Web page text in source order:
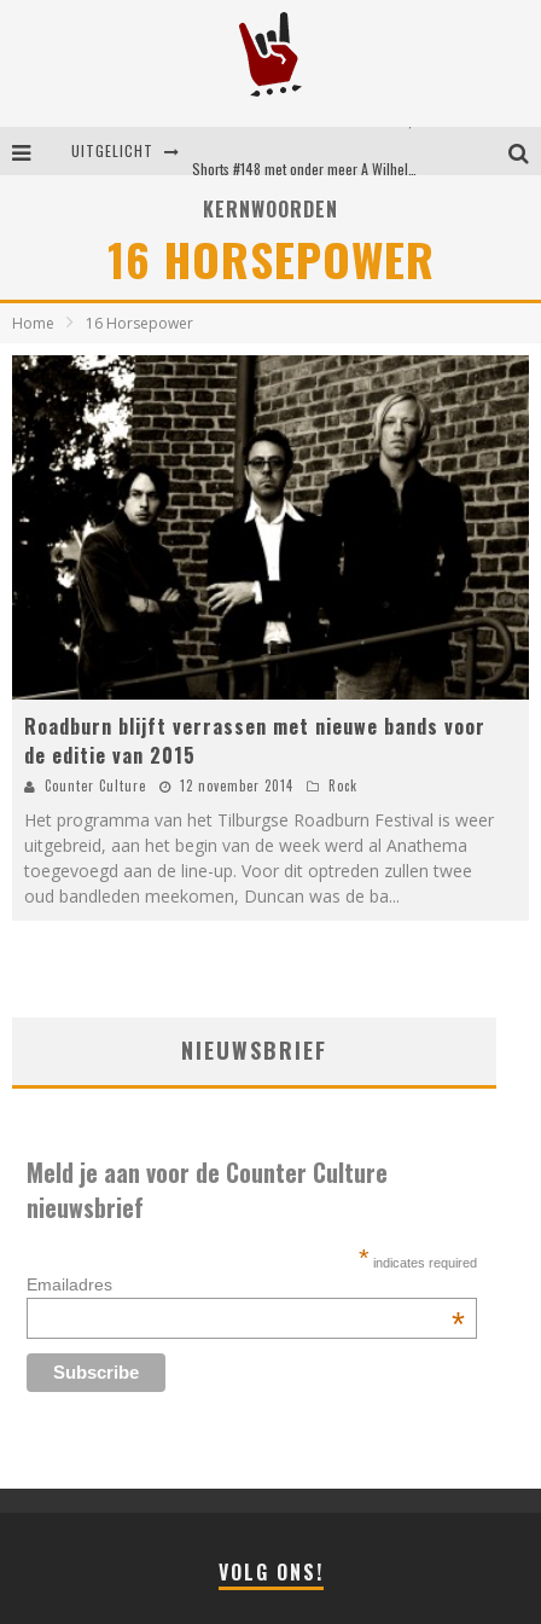
UITGELICHT
Britse emorockers van Basement maken tweede comeback met het indrukwekkende ‘Wired’
KERNWOORDEN
16 HORSEPOWER
Home 16 Horsepower
Roadburn blijft verrassen met nieuwe bands voor
de editie van 2015
Counter Culture 12 november 2014 Rock
Het programma van het Tilburgse Roadburn Festival is weer
uitgebreid, aan het begin van de week werd al Anathema
toegevoegd aan de line-up. Voor dit optreden zullen twee
oud bandleden meekomen, Duncan was de ba...
NIEUWSBRIEF
Meld je aan voor de Counter Culture
nieuwsbrief
* indicates required
Emailadres
*
VOLG ONS!